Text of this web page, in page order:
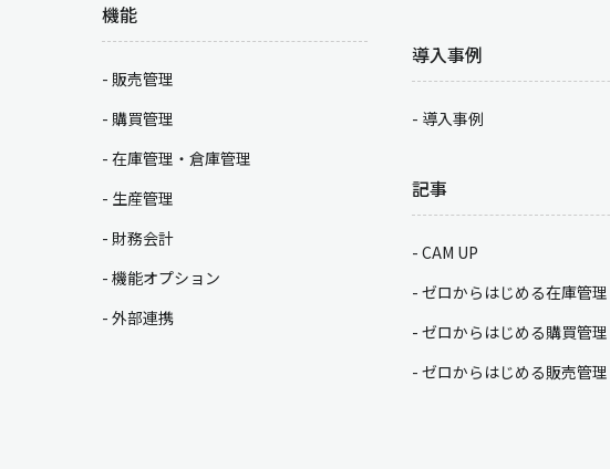
機能
販売管理
購買管理
在庫管理・倉庫管理
生産管理
財務会計
機能オプション
外部連携
導入事例
導入事例
記事
CAM UP
ゼロからはじめる在庫管理
ゼロからはじめる購買管理
ゼロからはじめる販売管理